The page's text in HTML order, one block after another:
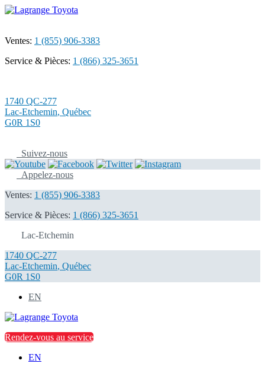
Ventes: 1 (855) 906-3383
Service & Pièces: 1 (866) 325-3651
1740 QC-277
Lac-Etchemin, Québec
G0R 1S0
Suivez-nous
Appelez-nous
Ventes: 1 (855) 906-3383
Service & Pièces: 1 (866) 325-3651
Lac-Etchemin
1740 QC-277
Lac-Etchemin, Québec
G0R 1S0
EN
Rendez-vous au service
EN